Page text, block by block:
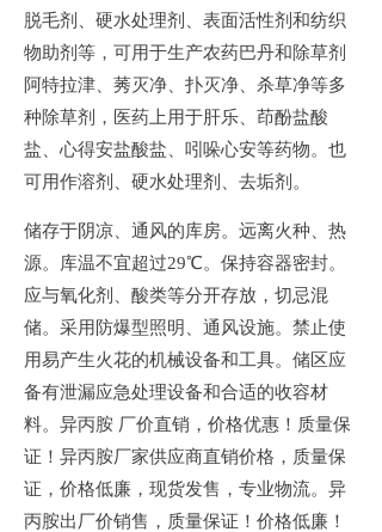
脱毛剂、硬水处理剂、表面活性剂和纺织
物助剂等，可用于生产农药巴丹和除草剂
阿特拉津、莠灭净、扑灭净、杀草净等多
种除草剂，医药上用于肝乐、茚酚盐酸
盐、心得安盐酸盐、吲哚心安等药物。也
可用作溶剂、硬水处理剂、去垢剂。
储存于阴凉、通风的库房。远离火种、热
源。库温不宜超过29℃。保持容器密封。
应与氧化剂、酸类等分开存放，切忌混
储。采用防爆型照明、通风设施。禁止使
用易产生火花的机械设备和工具。储区应
备有泄漏应急处理设备和合适的收容材
料。异丙胺 厂价直销，价格优惠！质量保
证！异丙胺厂家供应商直销价格，质量保
证，价格低廉，现货发售，专业物流。异
丙胺出厂价销售，质量保证！价格低廉！